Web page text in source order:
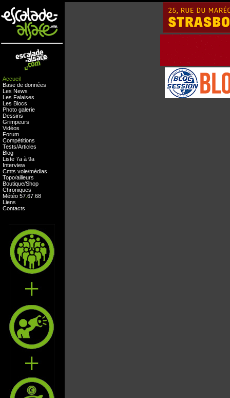
Accueil
Base de données
Les News
Les Falaises
Les Blocs
Photo galerie
Dessins
Grimpeurs
Vidéos
Forum
Compétitions
Tests/Articles
Blog
Liste 7a à 9a
Interview
Cmts voie/médias
Topo/ailleurs
Boutique/Shop
Chroniques
Météo 57 67 68
Liens
Contacts